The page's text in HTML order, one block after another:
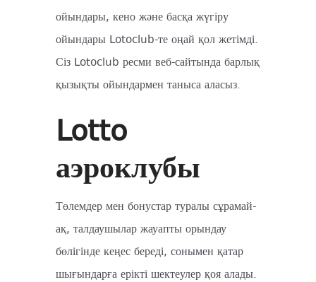
ойындары, кено және басқа жүгіру
ойындары Lotoclub-те оңай қол жетімді.
Сіз Lotoclub ресми веб-сайтында барлық
қызықты ойындармен таныса аласыз.
Lotto
аэроклубы
Төлемдер мен бонустар туралы сұрамай-
ақ, талдаушылар жауапты орындау
бөлігінде кеңес береді, сонымен қатар
шығындарға ерікті шектеулер қоя алады.